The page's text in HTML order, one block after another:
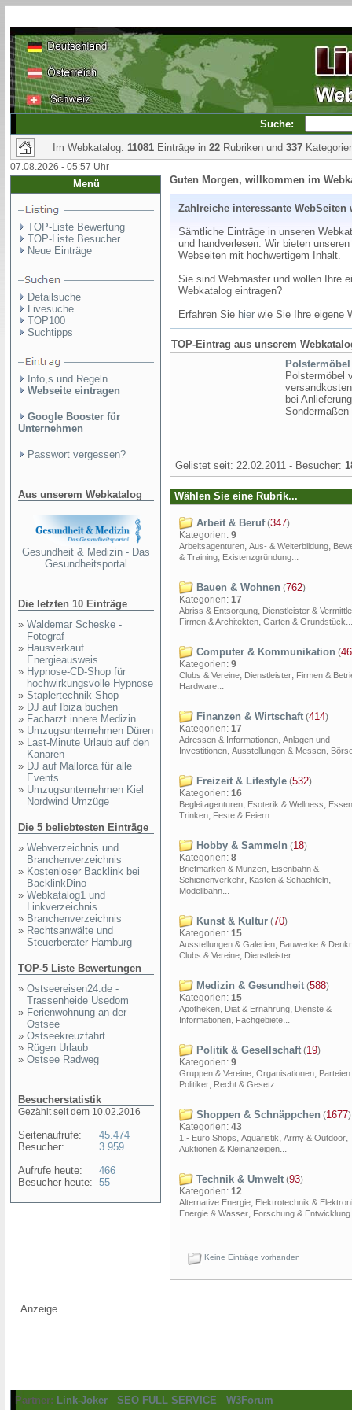
Suche:
Im Webkatalog: 11081 Einträge in 22 Rubriken und 337
07.08.2026 - 05:57 Uhr
Menü
TOP-Liste Bewertung
TOP-Liste Besucher
Neue Einträge
Detailsuche
Livesuche
TOP100
Suchtipps
Info,s und Regeln
Webseite eintragen
Google Booster für
Unternehmen
Passwort vergessen?
Aus unserem Webkatalog
Gesundheit & Medizin - Das
Gesundheitsportal
Die letzten 10 Einträge
» Waldemar Scheske -
Fotograf
» Hausverkauf
Energieausweis
» Hypnose-CD-Shop für
hochwirkungsvolle Hypnose
» Staplertechnik-Shop
» DJ auf Ibiza buchen
» Facharzt innere Medizin
» Umzugsunternehmen Düren
» Last-Minute Urlaub auf den
Kanaren
» DJ auf Mallorca für alle
Events
» Umzugsunternehmen Kiel
Nordwind Umzüge
Die 5 beliebtesten Einträge
» Webverzeichnis und
Branchenverzeichnis
» Kostenloser Backlink bei
BacklinkDino
» Webkatalog1 und
Linkverzeichnis
» Branchenverzeichnis
» Rechtsanwälte und
Steuerberater Hamburg
TOP-5 Liste Bewertungen
» Ostseereisen24.de -
Trassenheide Usedom
» Ferienwohnung an der
Ostsee
» Ostseekreuzfahrt
» Rügen Urlaub
» Ostsee Radweg
Besucherstatistik
Gezählt seit dem 10.02.2016
Seitenaufrufe:
Besucher:
Aufrufe heute:
Besucher heute:
45.474
3.959
466
55
Guten Morgen, willkommen im
Zahlreiche interessante WebSeiten
Sämtliche Einträge in unseren
und handverlesen. Wir bieten
Webseiten mit hochwertigem Inhalt.
Sie sind Webmaster und wollen Ihre
Webkatalog eintragen?
Erfahren Sie hier wie Sie Ihre eigene
TOP-Eintrag aus unserem
Polstermöbel
Polstermöbel
bei
Gelistet seit: 22.02.2011 - Besucher:
Wählen Sie eine Rubrik...
Arbeit & Beruf(347)
Kategorien: 9
Arbeitsagenturen, Aus- & Weiterbildung,
& Training, Existenzgründung...
Bauen & Wohnen (762)
Kategorien: 17
Abriss & Entsorgung, Dienstleister &
Firmen & Architekten, Garten & Grundstück...
Computer & Kommunikation (
Kategorien: 9
Clubs & Vereine, Dienstleister, Firmen &
Hardware...
Finanzen & Wirtschaft (414)
Kategorien: 17
Adressen & Informationen, Anlagen und
Investitionen, Ausstellungen & Messen,
Freizeit & Lifestyle (532)
Kategorien: 16
Begleitagenturen, Esoterik & Wellness,
Trinken, Feste & Feiern...
Hobby & Sammeln (18)
Kategorien: 8
Briefmarken & Münzen, Eisenbahn &
Schienenverkehr, Kästen & Schachteln,
Modellbahn...
Kunst & Kultur (70)
Kategorien: 15
Ausstellungen & Galerien, Bauwerke &
Clubs & Vereine, Dienstleister...
Medizin & Gesundheit (588)
Kategorien: 15
Apotheken, Diät & Ernährung, Dienste &
Informationen, Fachgebiete...
Politik & Gesellschaft (19)
Kategorien: 9
Gruppen & Vereine, Organisationen, Parteien
Politiker, Recht & Gesetz...
Shoppen & Schnäppchen (1677)
Kategorien: 43
1.- Euro Shops, Aquaristik, Army & Outdoor,
Auktionen & Kleinanzeigen...
Technik & Umwelt (93)
Kategorien: 12
Alternative Energie, Elektrotechnik &
Energie & Wasser, Forschung & Entwicklung
Keine Einträge vorhanden
Anzeige
Partner: Link-Joker - SEO FULL SERVICE - W3Forum